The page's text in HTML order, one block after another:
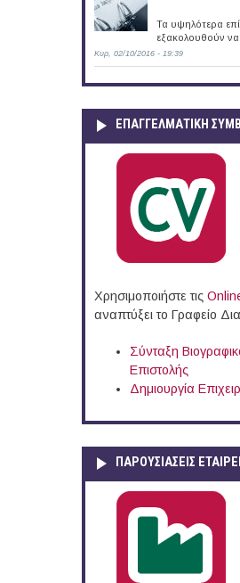
Τα υψηλότερα
εξακολουθούν να
Κυρ, 02/10/2016 - 19:39
ΕΠΑΓΓΕΛΜΑΤΙΚΉ
Χρησιμοποιήστε τις
αναπτύξει το Γραφείο
Σύνταξη
Επιστολής
Δημιουργία
ΠΑΡΟΥΣΙΆΣΕΙΣ